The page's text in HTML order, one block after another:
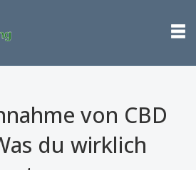
von CBD
du wirklich